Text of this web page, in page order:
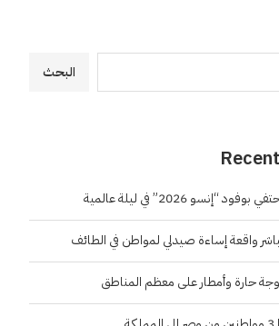
البحث
“إنسو 2026” في ليلة عالمية
واقعة إساءة صيدلي لمواطن في الطائف
حارة وأمطار على معظم المناطق